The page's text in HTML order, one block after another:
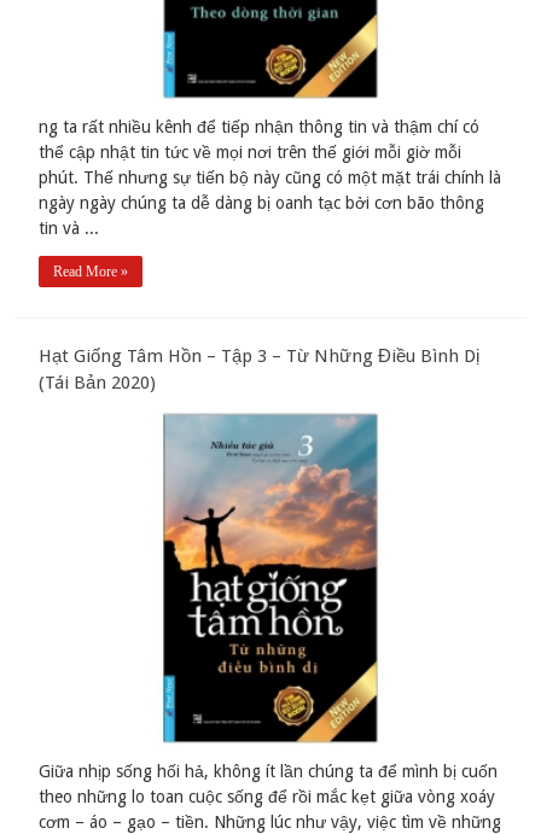
ng ta rất nhiều kênh để tiếp nhận thông tin và thậm chí có
thể cập nhật tin tức về mọi nơi trên thế giới mỗi giờ mỗi
phút. Thế nhưng sự tiến bộ này cũng có một mặt trái chính là
ngày ngày chúng ta dễ dàng bị oanh tạc bởi cơn bão thông
tin và ...
Read More »
Hạt Giống Tâm Hồn – Tập 3 – Từ Những Điều Bình Dị
(Tái Bản 2020)
Giữa nhịp sống hối hả, không ít lần chúng ta để mình bị cuốn
theo những lo toan cuộc sống để rồi mắc kẹt giữa vòng xoáy
cơm – áo – gạo – tiền. Những lúc như vậy, việc tìm về những